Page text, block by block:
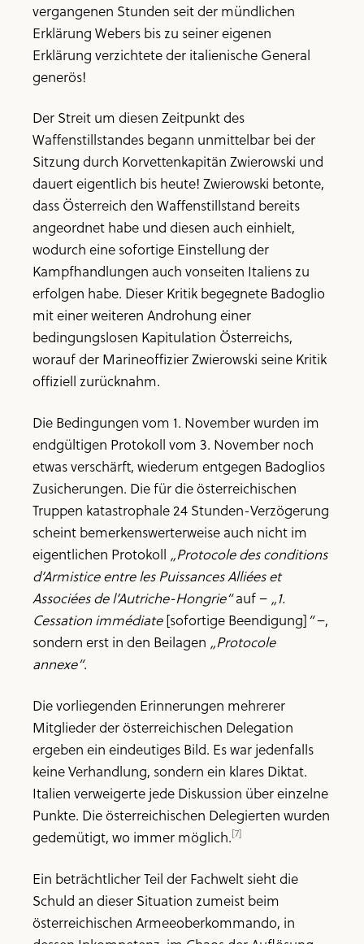
vergangenen Stunden seit der mündlichen
Erklärung Webers bis zu seiner eigenen
Erklärung verzichtete der italienische General
generös!
Der Streit um diesen Zeitpunkt des
Waffenstillstandes begann unmittelbar bei der
Sitzung durch Korvettenkapitän Zwierowski und
dauert eigentlich bis heute! Zwierowski betonte,
dass Österreich den Waffenstillstand bereits
angeordnet habe und diesen auch einhielt,
wodurch eine sofortige Einstellung der
Kampfhandlungen auch vonseiten Italiens zu
erfolgen habe. Dieser Kritik begegnete Badoglio
mit einer weiteren Androhung einer
bedingungslosen Kapitulation Österreichs,
worauf der Marineoffizier Zwierowski seine Kritik
offiziell zurücknahm.
Die Bedingungen vom 1. November wurden im
endgültigen Protokoll vom 3. November noch
etwas verschärft, wiederum entgegen Badoglios
Zusicherungen. Die für die österreichischen
Truppen katastrophale 24 Stunden-Verzögerung
scheint bemerkenswerterweise auch nicht im
eigentlichen Protokoll „Protocole des conditions
d’Armistice entre les Puissances Alliées et
Associées de l’Autriche-Hongrie“auf – „1.
Cessation immédiate[sofortige Beendigung]“–,
sondern erst in den Beilagen „Protocole
annexe“.
Die vorliegenden Erinnerungen mehrerer
Mitglieder der österreichischen Delegation
ergeben ein eindeutiges Bild. Es war jedenfalls
keine Verhandlung, sondern ein klares Diktat.
Italien verweigerte jede Diskussion über einzelne
Punkte. Die österreichischen Delegierten wurden
gedemütigt, wo immer möglich.[7]
Ein beträchtlicher Teil der Fachwelt sieht die
Schuld an dieser Situation zumeist beim
österreichischen Armeeoberkommando, in